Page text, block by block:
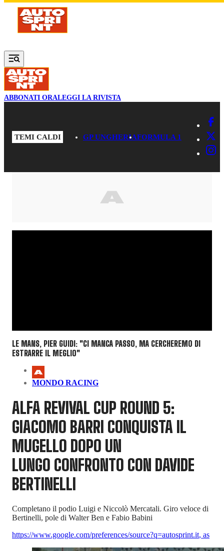
Vai al contenuto principale
ABBONATI ORALEGGI LA RIVISTA
TEMI CALDI GP UNGHERIAFORMULA 1
LE MANS, PIER GUIDI: "CI MANCA PASSO, MA CERCHEREMO DI
ESTRARRE IL MEGLIO"
MONDO RACING
ALFA REVIVAL CUP ROUND 5:
GIACOMO BARRI CONQUISTA IL
MUGELLO DOPO UN
LUNGO CONFRONTO CON DAVIDE
BERTINELLI
Completano il podio Luigi e Niccolò Mercatali. Giro veloce di
Bertinelli, pole di Walter Ben e Fabio Babini
https://www.google.com/preferences/source?q=autosprint.it, as